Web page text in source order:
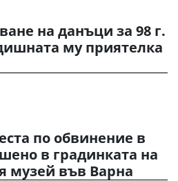
на данъци за 98 г.
му приятелка
по обвинение в
в градинката на
музей във Варна